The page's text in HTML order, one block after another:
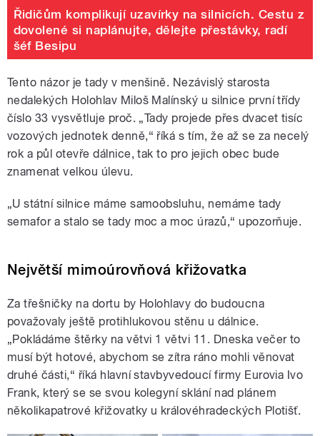
Řidičům komplikují uzavírky na silnicích. Cestu z
dovolené si naplánujte, dělejte přestávky, radí
šéf Besipu
Tento názor je tady v menšině. Nezávislý starosta
nedalekých Holohlav Miloš Malínský u silnice první třídy
číslo 33 vysvětluje proč. „Tady projede přes dvacet tisíc
vozových jednotek denně,“ říká s tím, že až se za necelý
rok a půl otevře dálnice, tak to pro jejich obec bude
znamenat velkou úlevu.
„U státní silnice máme samoobsluhu, nemáme tady
semafor a stalo se tady moc a moc úrazů,“ upozorňuje.
Největší mimoúrovňová křižovatka
Za třešničky na dortu by Holohlavy do budoucna
považovaly ještě protihlukovou stěnu u dálnice.
„Pokládáme štěrky na větvi 1 větvi 11. Dneska večer to
musí být hotové, abychom se zítra ráno mohli věnovat
druhé části,“ říká hlavní stavbyvedoucí firmy Eurovia Ivo
Frank, který se se svou kolegyní sklání nad plánem
několikapatrové křižovatky u královéhradeckých Plotišť.